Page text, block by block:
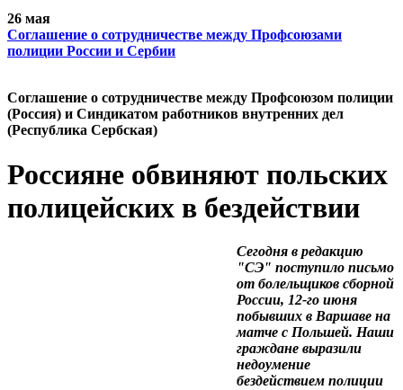
26 мая
Cоглашение о сотрудничестве между Профсоюзами
полиции России и Сербии
Cоглашение о сотрудничестве между Профсоюзом полиции
(Россия) и Синдикатом работников внутренних дел
(Республика Сербская)
Россияне обвиняют польских
полицейских в бездействии
Сегодня в редакцию
"СЭ" поступило письмо
от болельщиков сборной
России, 12-го июня
побывших в Варшаве на
матче с Польшей. Наши
граждане выразили
недоумение
бездействием полиции